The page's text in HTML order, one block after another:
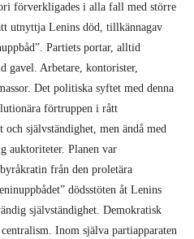
förverkligades i alla fall med större
utnyttja Lenins död, tillkännagav
Partiets portar, alltid
gavel. Arbetare, kontorister,
Det politiska syftet med denna
förtruppen i rått
självständighet, men ändå med
auktoriteter. Planen var
från den proletära
dödsstöten åt Lenins
självständighet. Demokratisk
Inom själva partiapparaten